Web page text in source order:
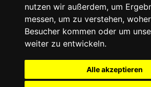
nutzen wir außerdem, um
messen, um zu verstehen,
Besucher kommen oder um
weiter zu entwickeln.
Alle akzeptieren